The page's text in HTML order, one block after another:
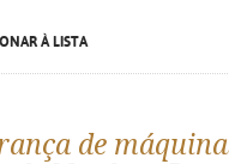
À LISTA
de